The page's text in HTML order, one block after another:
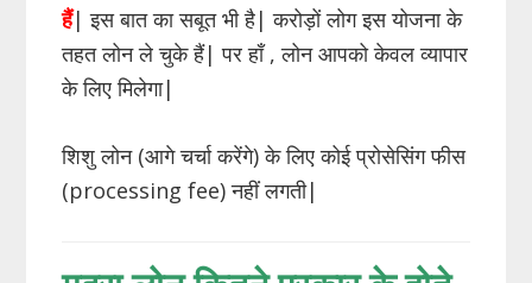
हैं| इस बात का सबूत भी है| करोड़ों लोग इस योजना के
तहत लोन ले चुके हैं| पर हाँ , लोन आपको केवल व्यापार
के लिए मिलेगा|
शिशु लोन (आगे चर्चा करेंगे) के लिए कोई प्रोसेसिंग फीस
(processing fee) नहीं लगती|